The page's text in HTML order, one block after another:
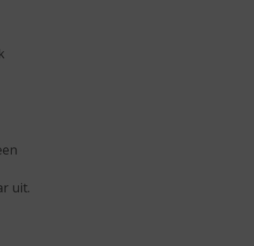
uit.